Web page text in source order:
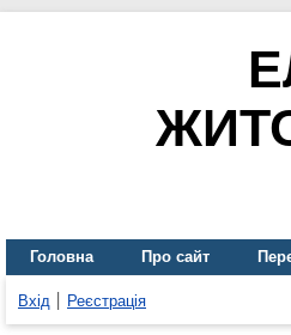
Головна Про сайт
Вхід Реєстрація